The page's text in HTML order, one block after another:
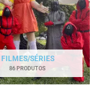
FILMES/SÉRIES
86 PRODUTOS